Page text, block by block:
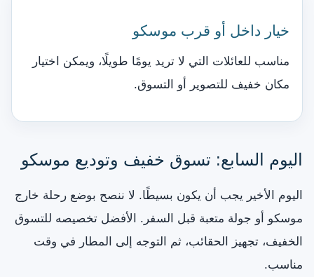
خيار داخل أو قرب موسكو
مناسب للعائلات التي لا تريد يومًا طويلًا، ويمكن اختيار
مكان خفيف للتصوير أو التسوق.
اليوم السابع: تسوق خفيف وتوديع موسكو
اليوم الأخير يجب أن يكون بسيطًا. لا ننصح بوضع رحلة خارج
موسكو أو جولة متعبة قبل السفر. الأفضل تخصيصه للتسوق
الخفيف، تجهيز الحقائب، ثم التوجه إلى المطار في وقت
مناسب.